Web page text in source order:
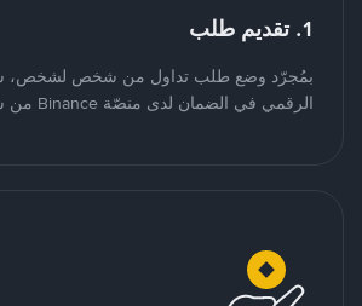
1. تقديم طلب
بمُجرّد وضع طلب تداول من شخص لشخص،
الرقمي في الضمان لدى منصّة Binance من شخص لشخص.